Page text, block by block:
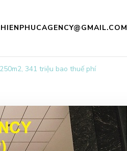
341 triệu bao thuế phí